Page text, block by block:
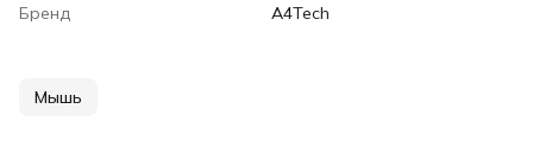
Бренд
A4Tech
Мышь